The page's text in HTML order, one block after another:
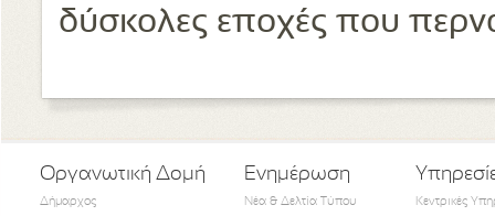
δύσκολες εποχές που
Οργανωτική Δομή
Δήμαρχος
Ενημέρωση
Νέα & Δελτία Τύπου
Κεντρικές